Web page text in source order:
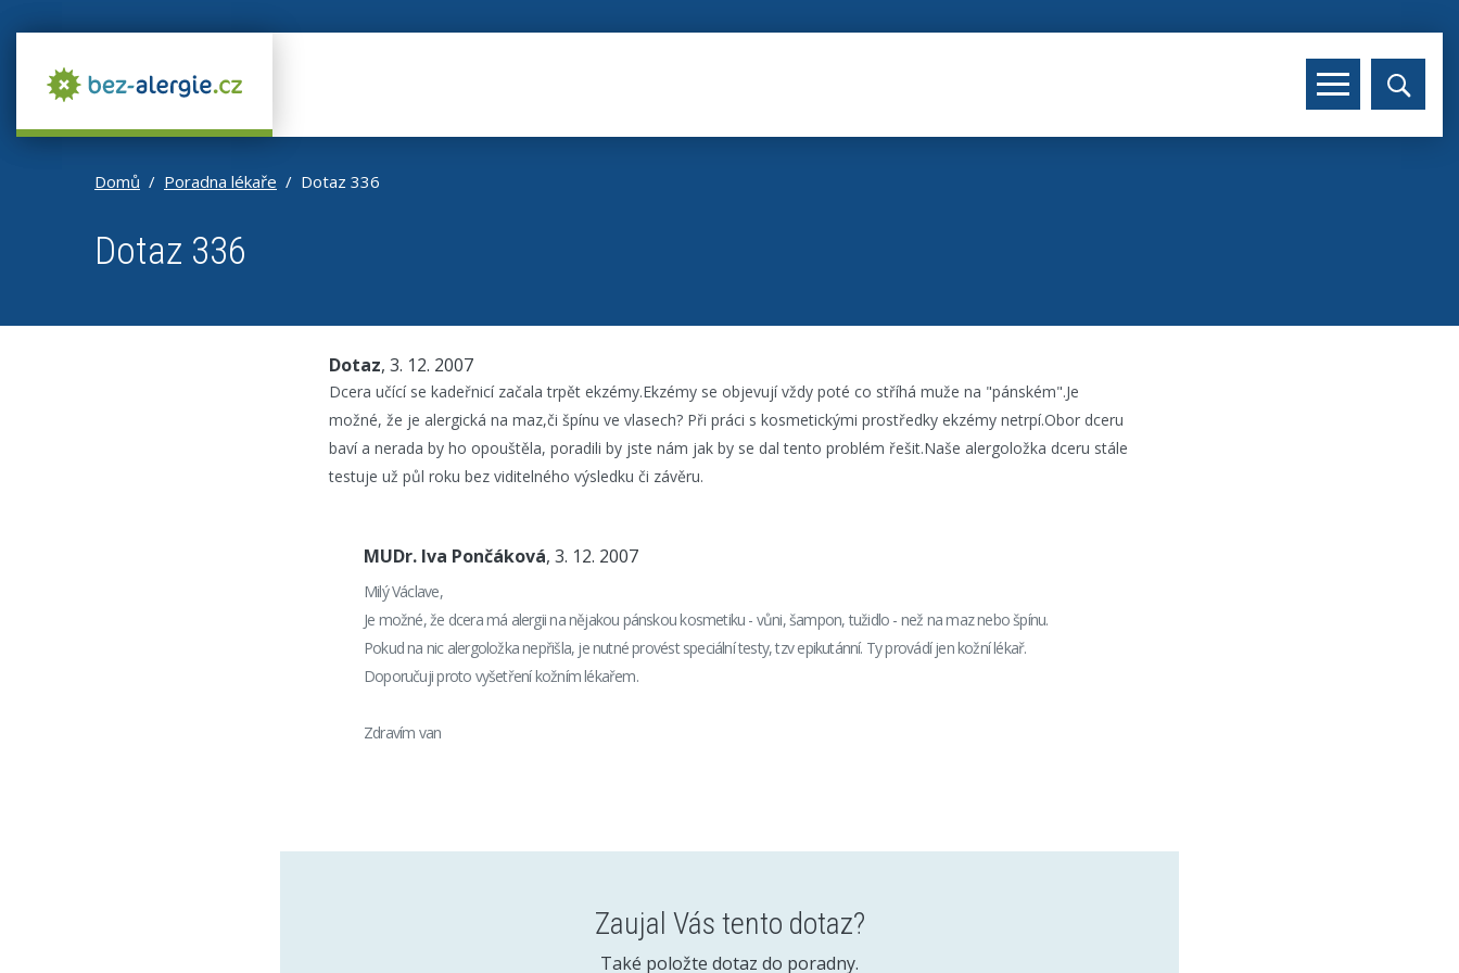
Domů Poradna lékaře Dotaz 336
Dotaz 336
Dotaz, 3. 12. 2007
Dcera učící se kadeřnicí začala trpět ekzémy.Ekzémy se objevují vždy poté co stříhá muže na "pánském".Je
možné, že je alergická na maz,či špínu ve vlasech? Při práci s kosmetickými prostředky ekzémy netrpí.Obor dceru
baví a nerada by ho opouštěla, poradili by jste nám jak by se dal tento problém řešit.Naše alergoložka dceru stále
testuje už půl roku bez viditelného výsledku či závěru.
MUDr. Iva Pončáková, 3. 12. 2007
Milý Václave,
Je možné, že dcera má alergii na nějakou pánskou kosmetiku - vůni, šampon, tužidlo - než na maz nebo špínu.
Pokud na nic alergoložka nepřišla, je nutné provést speciální testy, tzv epikutánní. Ty provádí jen kožní lékař.
Doporučuji proto vyšetření kožním lékařem.
Zdravím van
Zaujal Vás tento dotaz?
Také položte dotaz do poradny.